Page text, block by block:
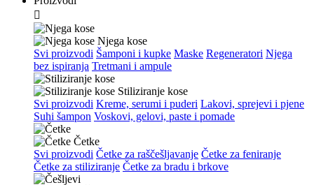

Njega kose
Svi proizvodi Šamponi i kupke Maske Regeneratori Njega
bez ispiranja Tretmani i ampule
Stiliziranje kose
Svi proizvodi Kreme, serumi i puderi Lakovi, sprejevi i pjene
Suhi šampon Voskovi, gelovi, paste i pomade
Četke
Svi proizvodi Četke za raščešljavanje Četke za feniranje
Četke za stiliziranje Četke za bradu i brkove